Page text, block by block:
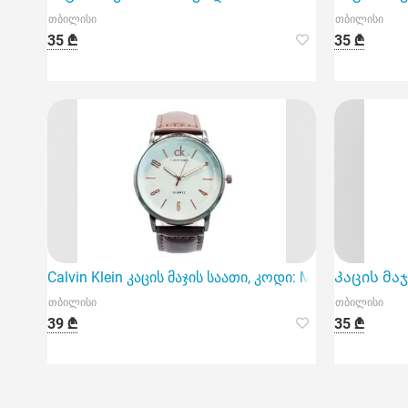
თბილისი
35 ₾
თბილისი
35 ₾
Calvin Klein კაცის მაჯის საათი, კოდი: M-52, არის
თბილისი
39 ₾
Კაცის
თბილისი
35 ₾